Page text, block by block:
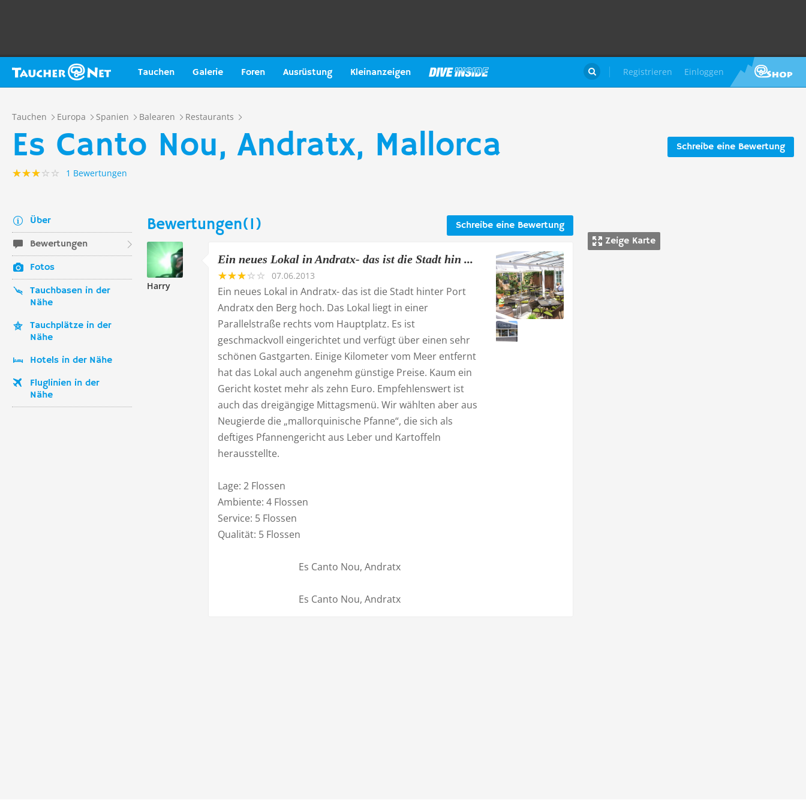
Tauchen Galerie Foren Ausrüstung Kleinanzeigen Registrieren Einloggen

Tauchen Europa Spanien Balearen Restaurants
Schreibe eine Bewertung
Es Canto Nou, Andratx, Mallorca
1 Bewertungen
Über
Bewertungen
Fotos
Tauchbasen in der
Nähe
Tauchplätze in der
Nähe
Hotels in der Nähe
Fluglinien in der
Nähe
Zeige Karte
Schreibe eine Bewertung
Bewertungen(1)
Harry
Ein neues Lokal in Andratx- das ist die Stadt hin ...
07.06.2013
Ein neues Lokal in Andratx- das ist die Stadt hinter Port
Andratx den Berg hoch. Das Lokal liegt in einer
Parallelstraße rechts vom Hauptplatz. Es ist
geschmackvoll eingerichtet und verfügt über einen sehr
schönen Gastgarten. Einige Kilometer vom Meer entfernt
hat das Lokal auch angenehm günstige Preise. Kaum ein
Gericht kostet mehr als zehn Euro. Empfehlenswert ist
auch das dreigängige Mittagsmenü. Wir wählten aber aus
Neugierde die „mallorquinische Pfanne“, die sich als
deftiges Pfannengericht aus Leber und Kartoffeln
herausstellte.
Lage: 2 Flossen
Ambiente: 4 Flossen
Service: 5 Flossen
Qualität: 5 Flossen
Es Canto Nou, Andratx
Es Canto Nou, Andratx